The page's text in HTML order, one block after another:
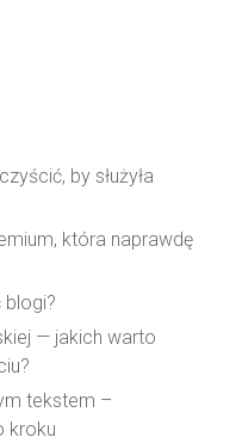
by służyła
która naprawdę
— jakich warto
tekstem –
kroku